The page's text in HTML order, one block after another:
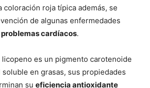
coloración roja típica además, se
de algunas enfermedades
cardíacos.
licopeno es un pigmento carotenoide
en grasas, sus propiedades
su eficiencia antioxidante